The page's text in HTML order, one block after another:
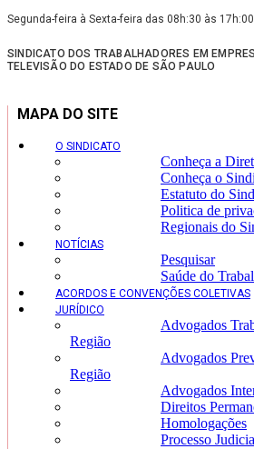
Segunda-feira à Sexta-feira das 08h:30 às 17h:00
SINDICATO DOS TRABALHADORES EM
TELEVISÃO DO ESTADO DE SÃO PAULO
MAPA DO SITE
O SINDICATO
Conheça a
Conheça o
Estatuto do
Politica de
Regionais do
NOTÍCIAS
Pesquisar
Saúde do
ACORDOS E CONVENÇÕES COLETIVAS
JURÍDICO
Advogados
Região
Advogados
Região
Advogados
Direitos
Homologações
Processo